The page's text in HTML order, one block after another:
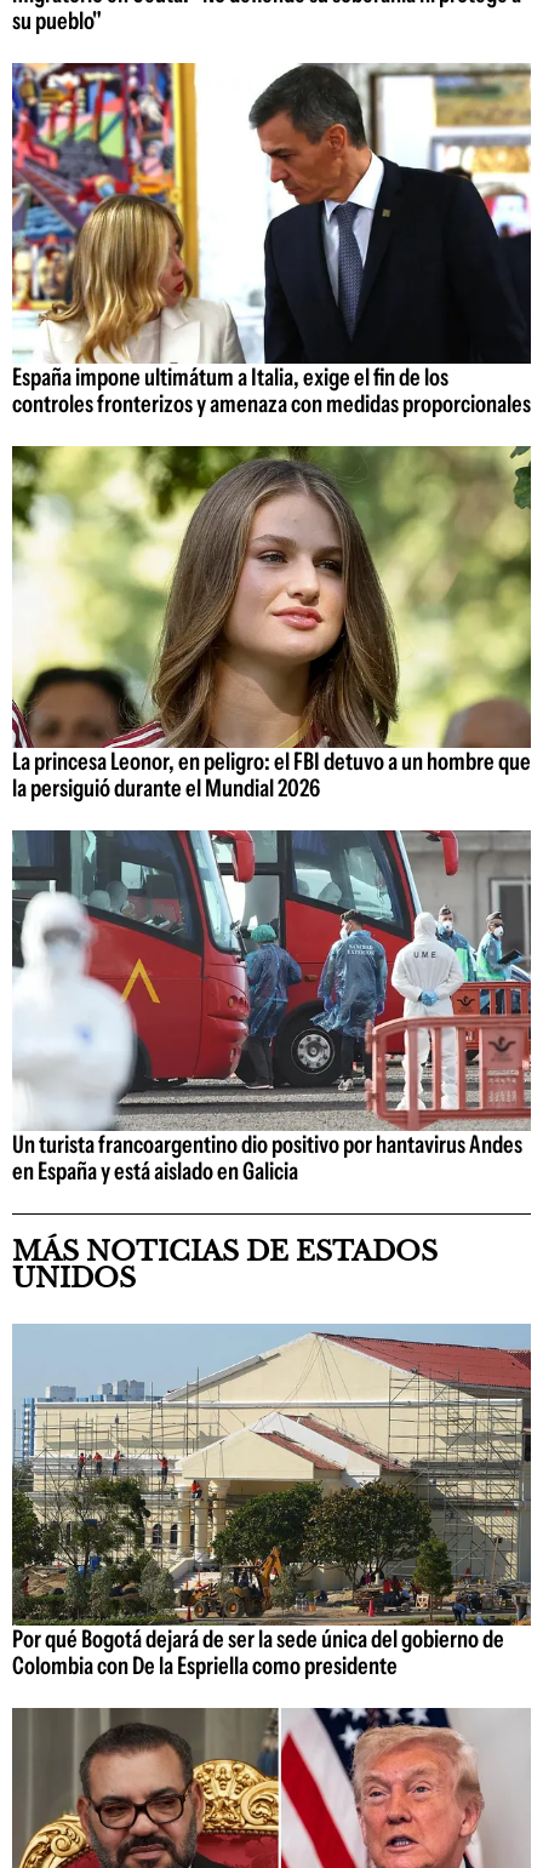
su pueblo"
España impone ultimátum a Italia, exige el fin de los
controles fronterizos y amenaza con medidas proporcionales
La princesa Leonor, en peligro: el FBI detuvo a un hombre que
la persiguió durante el Mundial 2026
Un turista francoargentino dio positivo por hantavirus Andes
en España y está aislado en Galicia
MÁS NOTICIAS DE ESTADOS
UNIDOS
Por qué Bogotá dejará de ser la sede única del gobierno de
Colombia con De la Espriella como presidente